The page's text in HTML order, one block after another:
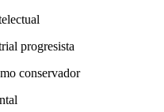
progresista
conservador